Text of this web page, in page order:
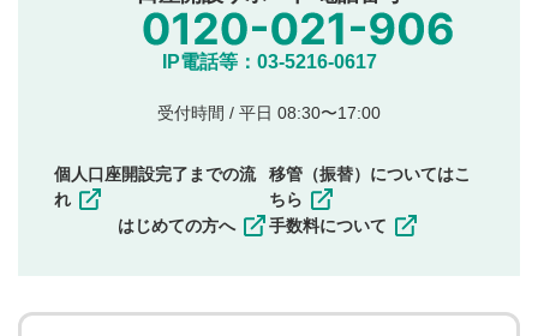
氏名、住所、電話番号など個人を特定できる情報の
他のサイトへの誘導や営利目的、広告・宣伝を目
他者の権利（商標、著作権、その他の知的財産
その他当社が不適切と判断した投稿
一度投稿した評価およびコメントの変更・削除はできま
IP電話等：03-5216-0617
受付時間 / 平日 08:30〜17:00
個人口座開設完了までの流
れ
はじめての方へ
移管（振替）についてはこ
ちら
手数料について